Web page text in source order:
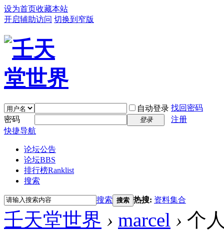
设为首页收藏本站
开启辅助访问 切换到窄版
自动登录 找回密码
密码
登录
注册
快捷导航
论坛公告
论坛BBS
排行榜Ranklist
搜索
搜索 搜索 热搜: 资料集合
壬天堂世界 › marcel › 个